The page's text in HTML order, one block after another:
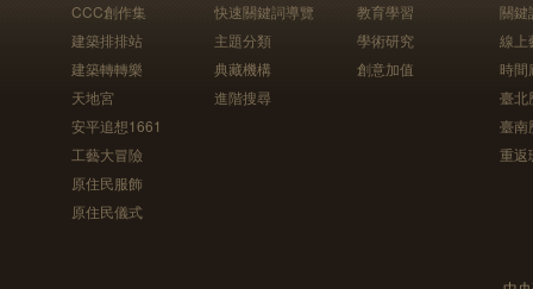
CCC創作集
建築排排站
建築轉轉樂
天地宮
安平追想1661
工藝大冒險
原住民服飾
原住民儀式
快速關鍵詞導覽
主題分類
典藏機構
進階搜尋
教育學習
學術研究
創意加值
關鍵
線上
時間
臺北
臺南
重返